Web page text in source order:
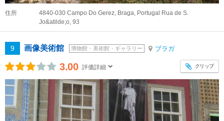
住所
4840-030 Campo Do Gerez, Braga, Portugal Rua de S.
Jo&atilde;o, 93
9 画像美術館 博物館・美術館・ギャラリー ブラガ
3.00 評価詳細 クリップ